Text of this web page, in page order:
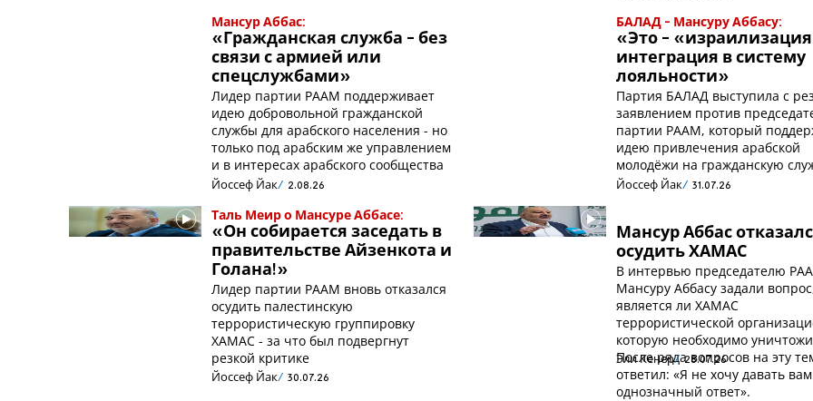
Мансур Аббас:
«Гражданская служба - без
связи с армией или
спецслужбами»
Лидер партии РААМ поддерживает
идею добровольной гражданской
службы для арабского населения - но
только под арабским же управлением
и в интересах арабского сообщества
Йоссеф Йак 2.08.26
БАЛАД - Мансуру Аббасу:
«Это -
интеграция в систему
лояльности»
Партия БАЛАД выступила с
заявлением против
партии РААМ, который
идею привлечения арабской
молодёжи на гражданскую
Йоссеф Йак 31.07.26
Таль Меир о Мансуре Аббасе:
«Он собирается заседать в
правительстве Айзенкота и
Голана!»
Лидер партии РААМ вновь отказался
осудить палестинскую
террористическую группировку
ХАМАС - за что был подвергнут
резкой критике
Йоссеф Йак 30.07.26
Мансур Аббас
осудить ХАМАС
В интервью председателю
Мансуру Аббасу задали
является ли ХАМАС
террористической
которую необходимо
После ряда вопросов на эту
ответил: «Я не хочу давать вам
однозначный ответ».
Эли Кенер 28.07.26